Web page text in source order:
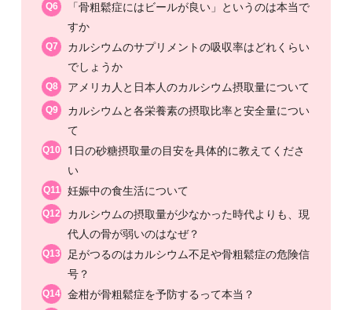
Q6
「骨粗鬆症にはビールが良い」というのは本当で
すか
Q7
カルシウムのサプリメントの吸収率はどれくらい
でしょうか
Q8 アメリカ人と日本人のカルシウム摂取量について
Q9
カルシウムと各栄養素の摂取比率と安全量につい
て
Q10
1日の砂糖摂取量の目安を具体的に教えてくださ
い
Q11 妊娠中の食生活について
Q12
カルシウムの摂取量が少なかった時代よりも、現
代人の骨が弱いのはなぜ？
Q13
足がつるのはカルシウム不足や骨粗鬆症の危険信
号？
Q14 金柑が骨粗鬆症を予防するって本当？